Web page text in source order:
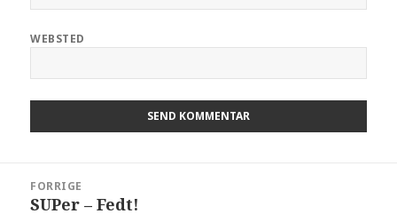
WEBSTED
FORRIGE
SUPer – Fedt!